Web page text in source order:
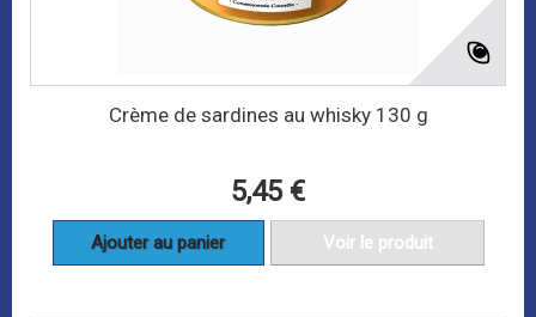
Crème de sardines au whisky 130 g
5,45 €
Ajouter au panier Voir le produit